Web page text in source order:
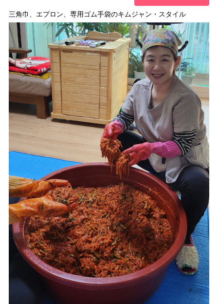
三角巾、エプロン、専用ゴム手袋のキムジャン・スタイル